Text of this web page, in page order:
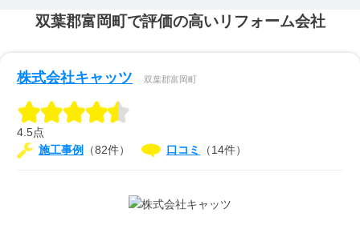
双葉郡富岡町で評価の高いリフォーム会社
株式会社キャッツ 双葉郡富岡町
4.5点
施工事例
（82件） 口コミ （14件）